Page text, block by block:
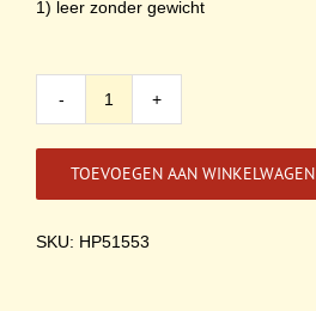
1) leer zonder gewicht
Terugslagklep-
handpomp
TOEVOEGEN AAN WINKELWAGEN
SKU: HP51553